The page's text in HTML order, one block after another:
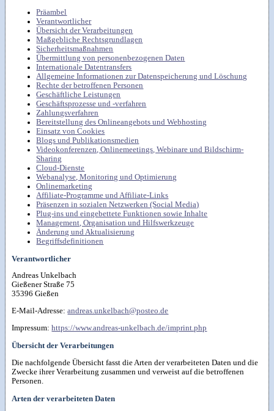
Präambel
Verantwortlicher
Übersicht der Verarbeitungen
Maßgebliche Rechtsgrundlagen
Sicherheitsmaßnahmen
Übermittlung von personenbezogenen Daten
Internationale Datentransfers
Allgemeine Informationen zur Datenspeicherung und Löschung
Rechte der betroffenen Personen
Geschäftliche Leistungen
Geschäftsprozesse und -verfahren
Zahlungsverfahren
Bereitstellung des Onlineangebots und Webhosting
Einsatz von Cookies
Blogs und Publikationsmedien
Videokonferenzen, Onlinemeetings, Webinare und Bildschirm-
Sharing
Cloud-Dienste
Webanalyse, Monitoring und Optimierung
Onlinemarketing
Affiliate-Programme und Affiliate-Links
Präsenzen in sozialen Netzwerken (Social Media)
Plug-ins und eingebettete Funktionen sowie Inhalte
Management, Organisation und Hilfswerkzeuge
Änderung und Aktualisierung
Begriffsdefinitionen
Verantwortlicher
Andreas Unkelbach
Gießener Straße 75
35396 Gießen
E-Mail-Adresse:andreas.unkelbach@posteo.de
Impressum:https://www.andreas-unkelbach.de/imprint.php
Übersicht der Verarbeitungen
Die nachfolgende Übersicht fasst die Arten der verarbeiteten Daten und die
Zwecke ihrer Verarbeitung zusammen und verweist auf die betroffenen
Personen.
Arten der verarbeiteten Daten